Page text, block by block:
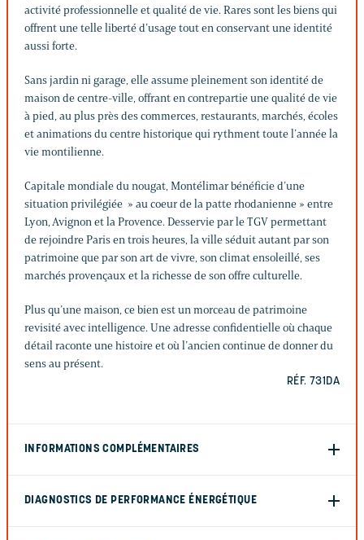
activité professionnelle et qualité de vie. Rares sont les biens qui
offrent une telle liberté d’usage tout en conservant une identité
aussi forte.
Sans jardin ni garage, elle assume pleinement son identité de
maison de centre-ville, offrant en contrepartie une qualité de vie
à pied, au plus près des commerces, restaurants, marchés, écoles
et animations du centre historique qui rythment toute l’année la
vie montilienne.
Capitale mondiale du nougat, Montélimar bénéficie d’une
situation privilégiée » au coeur de la patte rhodanienne » entre
Lyon, Avignon et la Provence. Desservie par le TGV permettant
de rejoindre Paris en trois heures, la ville séduit autant par son
patrimoine que par son art de vivre, son climat ensoleillé, ses
marchés provençaux et la richesse de son offre culturelle.
Plus qu’une maison, ce bien est un morceau de patrimoine
revisité avec intelligence. Une adresse confidentielle où chaque
détail raconte une histoire et où l’ancien continue de donner du
sens au présent.
RÉF. 731DA
INFORMATIONS COMPLÉMENTAIRES
DIAGNOSTICS DE PERFORMANCE ÉNERGÉTIQUE